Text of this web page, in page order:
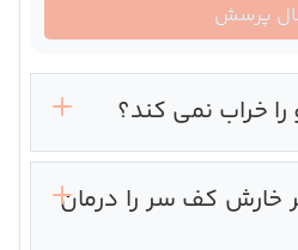
خراب نمی کند؟
خارش کف سر را درمان
پرسش